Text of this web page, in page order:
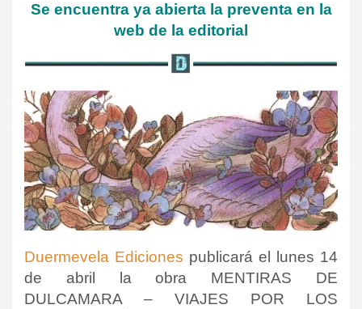
Se encuentra ya abierta la preventa en la
web de la editorial
Duermevela Ediciones publicará el lunes 14
de abril la obra MENTIRAS DE
DULCAMARA – VIAJES POR LOS